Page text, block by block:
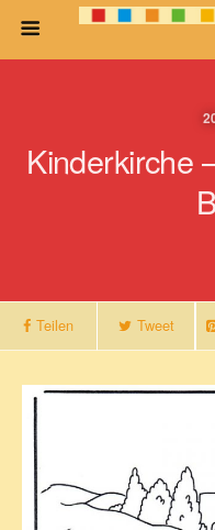
Kinderkirche
Teilen Tweet